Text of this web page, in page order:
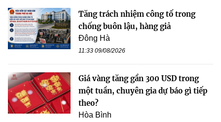
Tăng trách nhiệm công tố trong
chống buôn lậu, hàng giả
Đông Hà
11:33 09/08/2026
Giá vàng tăng gần 300 USD trong
một tuần, chuyên gia dự báo gì tiếp
theo?
Hòa Bình